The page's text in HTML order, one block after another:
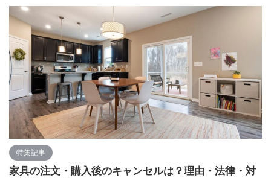
特集記事
家具の注文・購入後のキャンセルは？理由・法律・対